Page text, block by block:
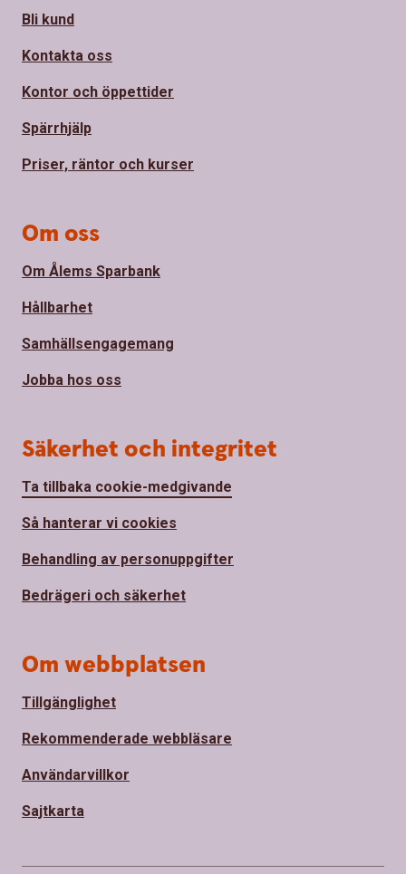
Bli kund
Kontakta oss
Kontor och öppettider
Spärrhjälp
Priser, räntor och kurser
Om oss
Om Ålems Sparbank
Hållbarhet
Samhällsengagemang
Jobba hos oss
Säkerhet och integritet
Ta tillbaka cookie-medgivande
Så hanterar vi cookies
Behandling av personuppgifter
Bedrägeri och säkerhet
Om webbplatsen
Tillgänglighet
Rekommenderade webbläsare
Användarvillkor
Sajtkarta